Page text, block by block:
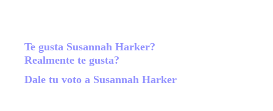
Te gusta Susannah Harker?
Realmente te gusta?
Dale tu voto a Susannah Harker